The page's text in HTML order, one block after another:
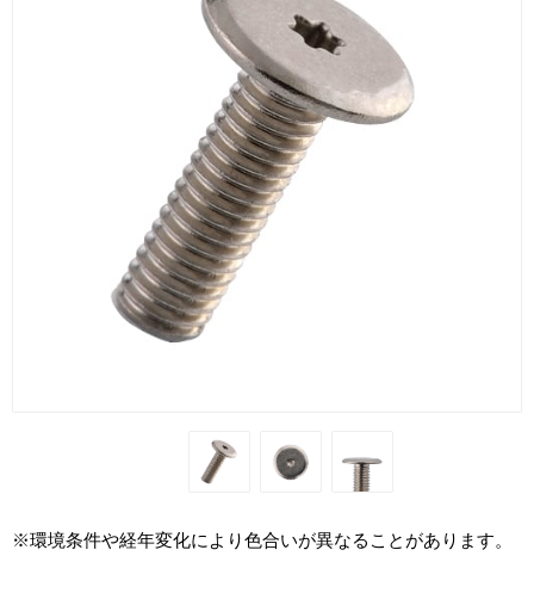
※環境条件や経年変化により色合いが異なることがあります。